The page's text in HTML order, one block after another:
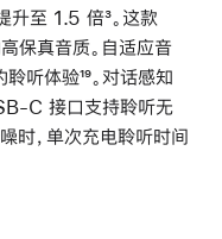
升至 1.5 倍脚
注
³。这款
保真音质。自适应音
聆听体验脚
注
¹⁹。对话感知
C 接口支持聆听无
时，单次充电聆听时间